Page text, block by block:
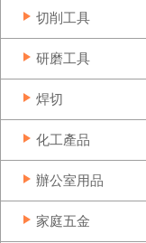
切削工具
研磨工具
焊切
化工產品
辦公室用品
家庭五金